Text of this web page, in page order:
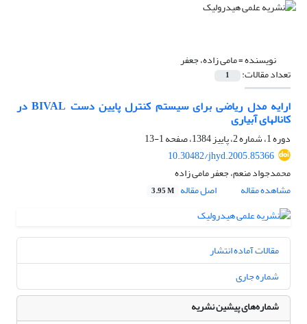
نویسنده =مامی زاده، جعفر
تعداد مقالات: 1
ارایه مدل ریاضی برای سیستم کنترل پایین دست BIVAL در
کانالهای آبیاری
دوره 1، شماره 2، پاییز 1384، صفحه
1-13
10.30482/jhyd.2005.85366
محمدجواد منعم، جعفر مامی زاده
مشاهده مقاله
اصل مقاله 3.95 M
مقالات آماده انتشار
شماره جاری
شماره‌های پیشین نشریه